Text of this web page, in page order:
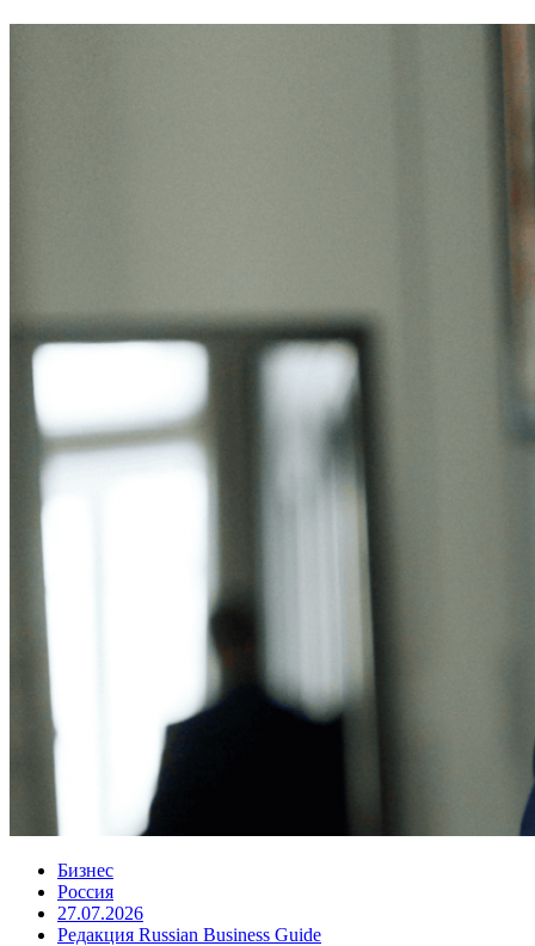
Бизнес
Россия
27.07.2026
Редакция Russian Business Guide